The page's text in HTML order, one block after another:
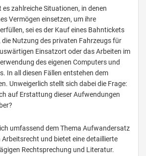
zahlreiche Situationen, in denen
Vermögen einsetzen, um ihre
sei es der Kauf eines Bahntickets
die Nutzung des privaten Fahrzeugs für
Einsatzort oder das Arbeiten im
des eigenen Computers und
In all diesen Fällen entstehen dem
Unweigerlich stellt sich dabei die Frage:
auf Erstattung dieser Aufwendungen
umfassend dem Thema Aufwandersatz
und bietet eine detaillierte
Rechtsprechung und Literatur.